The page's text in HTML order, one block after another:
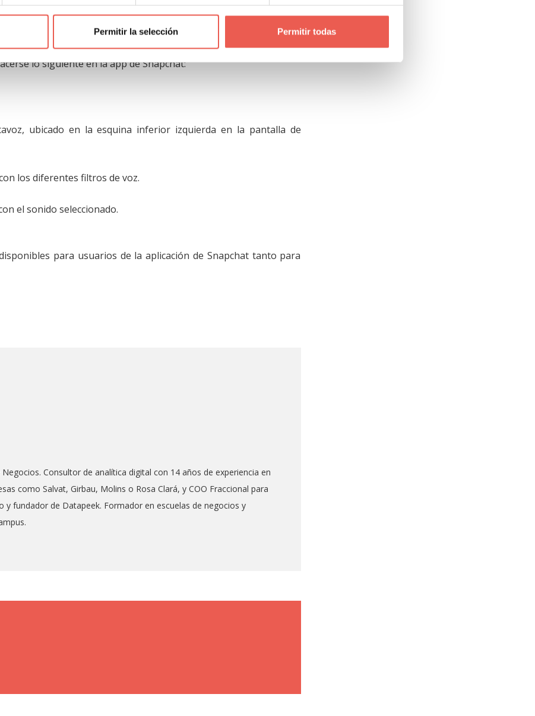
Permitir la selección Permitir todas
a los usuarios alterar el sonido de sus voces en susSnaps,
un nuevo estilo o algo de humor a sus publicaciones.
lo siguiente en la app de Snapchat:
ubicado en la esquina inferior izquierda en la pantalla de
los diferentes filtros de voz.
el sonido seleccionado.
para usuarios de la aplicación de Snapchat tanto para
Consultor de analítica digital con 14 años de experiencia en
como Salvat, Girbau, Molins o Rosa Clará, y COO Fraccional para
fundador de Datapeek. Formador en escuelas de negocios y